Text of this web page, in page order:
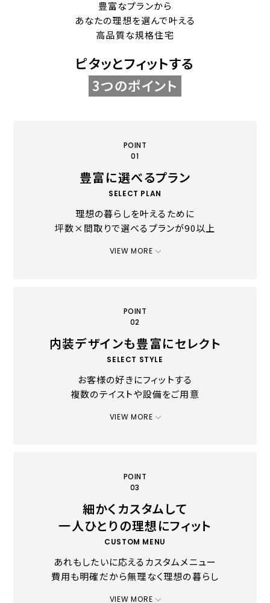
豊富なプランから
あなたの理想を選んで叶える
高品質な規格住宅
ピタッとフィットする
3つのポイント
POINT
01
豊富に選べるプラン
SELECT PLAN
理想の暮らしを叶えるために
坪数×間取りで選べるプランが90以上
VIEW MORE
POINT
02
内装デザインも豊富にセレクト
SELECT STYLE
お客様の好きにフィットする
複数のテイストや設備をご用意
VIEW MORE
POINT
03
細かくカスタムして
一人ひとりの理想にフィット
CUSTOM MENU
あれもしたいに応えるカスタムメニュー
費用も明確だから無理なく理想の暮らし
VIEW MORE